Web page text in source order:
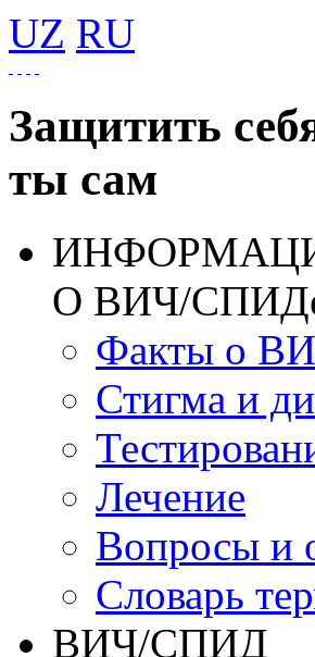
UZ RU
Защитить
ты сам
О ВИЧ/
Факты о
Стигма и
Лечение
Вопросы и
Словарь
ВИЧ/СПИД